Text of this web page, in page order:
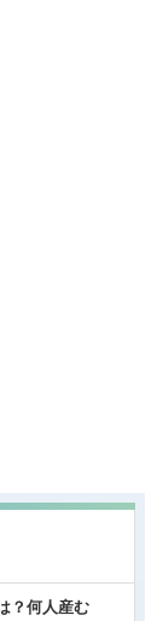
？何人産む